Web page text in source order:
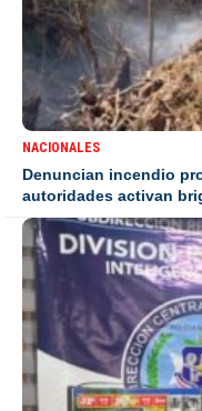
NACIONALES
Denuncian incendio
autoridades activan